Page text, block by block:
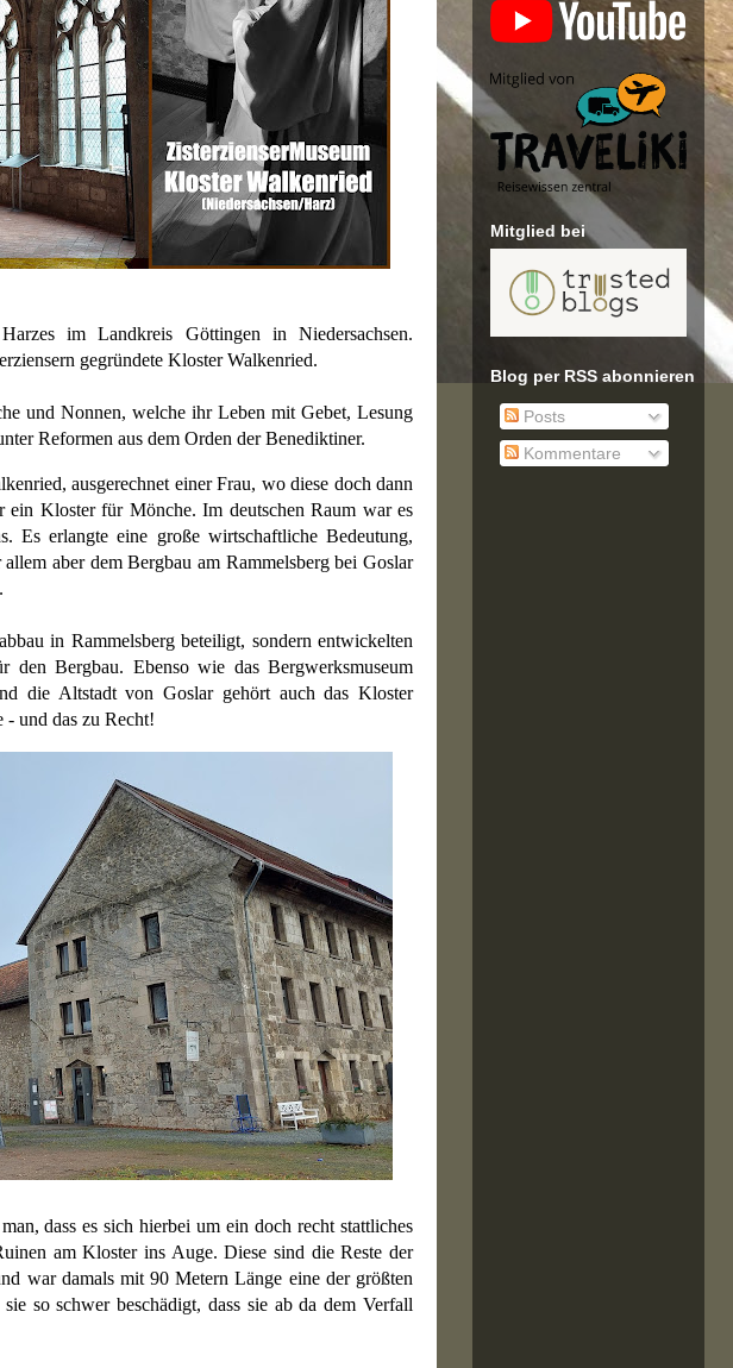
im Landkreis Göttingen in Niedersachsen.
gegründete Kloster Walkenried.
und Nonnen, welche ihr Leben mit Gebet, Lesung
Reformen aus dem Orden der Benediktiner.
ausgerechnet einer Frau, wo diese doch dann
Kloster für Mönche. Im deutschen Raum war es
Es erlangte eine große wirtschaftliche Bedeutung,
aber dem Bergbau am Rammelsberg bei Goslar
in Rammelsberg beteiligt, sondern entwickelten
den Bergbau. Ebenso wie das Bergwerksmuseum
die Altstadt von Goslar gehört auch das Kloster
und das zu Recht!
dass es sich hierbei um ein doch recht stattliches
am Kloster ins Auge. Diese sind die Reste der
war damals mit 90 Metern Länge eine der größten
so schwer beschädigt, dass sie ab da dem Verfall
Mitglied bei
Blog per RSS abonnieren
Posts
Kommentare